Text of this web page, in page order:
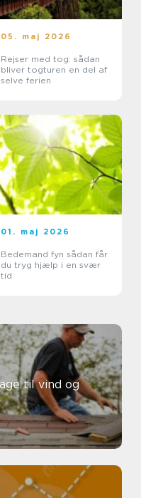
05. maj 2026
Rejser med tog: sådan
bliver togturen en del af
selve ferien
01. maj 2026
Bedemand fyn sådan får
du tryg hjælp i en svær
tid